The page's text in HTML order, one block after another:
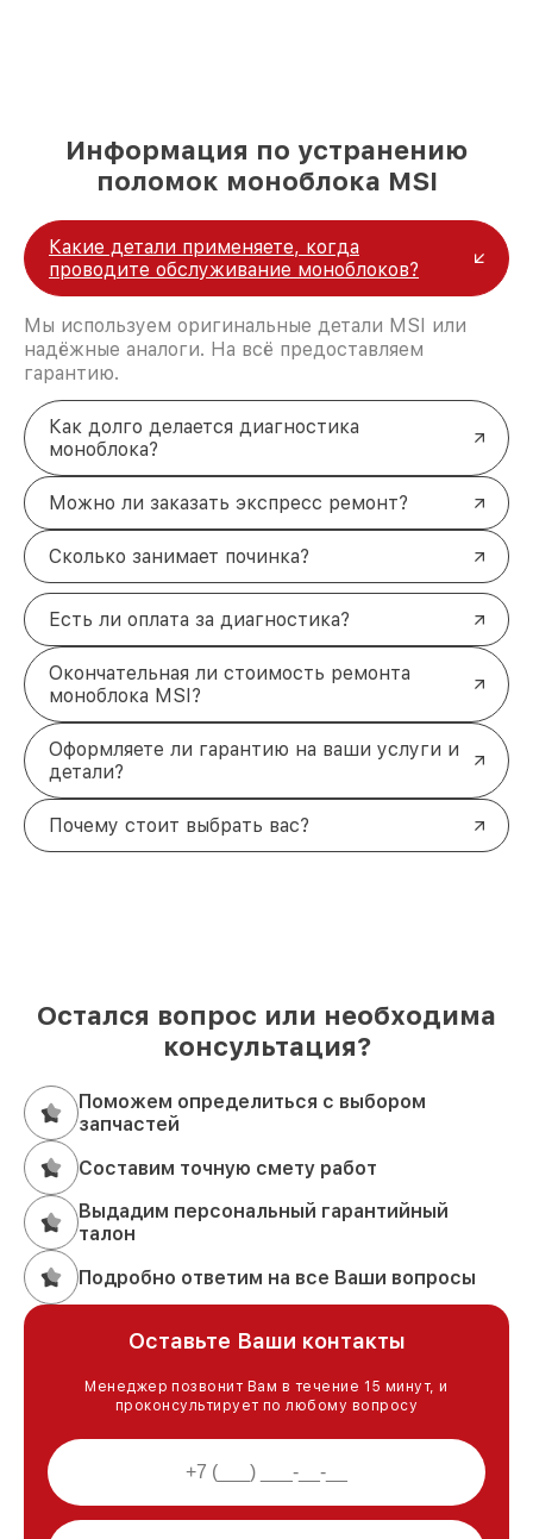
Информация по устранению
поломок моноблока MSI
Какие детали применяете, когда
проводите обслуживание моноблоков?
Мы используем оригинальные детали MSI или
надёжные аналоги. На всё предоставляем
гарантию.
Как долго делается диагностика
моноблока?
Можно ли заказать экспресс ремонт?
Сколько занимает починка?
Есть ли оплата за диагностика?
Окончательная ли стоимость ремонта
моноблока MSI?
Оформляете ли гарантию на ваши услуги и
детали?
Почему стоит выбрать вас?
Остался вопрос или необходима
консультация?
Поможем определиться с выбором
запчастей
Составим точную смету работ
Выдадим персональный гарантийный
талон
Подробно ответим на все Ваши вопросы
Оставьте Ваши контакты
Менеджер позвонит Вам в течение 15 минут, и
проконсультирует по любому вопросу